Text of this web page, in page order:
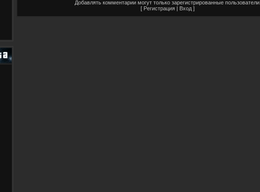
Добавлять комментарии могут только зарегистрированные пользователи.
[ Регистрация Вход ]